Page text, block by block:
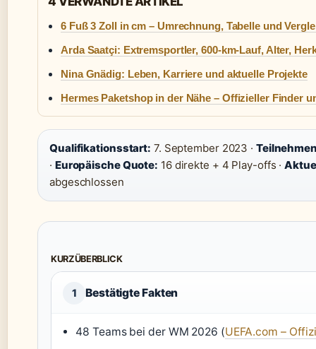
6 Fuß 3 Zoll in cm – Umrechnung, Tabelle und
Arda Saatçi: Extremsportler, 600-km-Lauf, Alter,
Nina Gnädig: Leben, Karriere und aktuelle Projekte
Hermes Paketshop in der Nähe – Offizieller Finder
Qualifikationsstart: 7. September 2023 ·
· Europäische Quote: 16 direkte + 4 Play-offs ·
abgeschlossen
KURZÜBERBLICK
1 Bestätigte Fakten
48 Teams bei der WM 2026 (UEFA.com –